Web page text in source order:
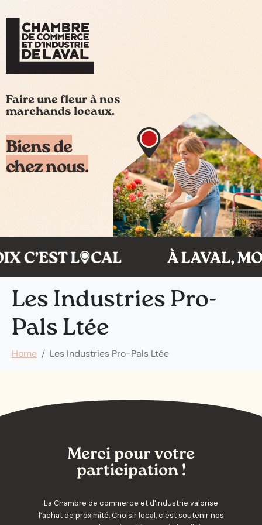
Faire une fleur à nos
marchands locaux.
Biens de
chez nous.
Les Industries Pro-
Pals Ltée
Home Les Industries Pro-Pals Ltée
Merci pour votre
participation !
La Chambre de commerce et d’industrie valorise
l’achat de proximité. Choisir local, c’est soutenir nos